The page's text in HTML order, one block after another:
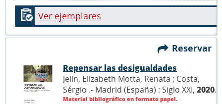
Ver ejemplares
Reservar
Repensar las desigualdades
Jelin, Elizabeth Motta, Renata ; Costa,
Sérgio .- Madrid (España) : Siglo XXI, 2020.
Material bibliográfico en formato papel.